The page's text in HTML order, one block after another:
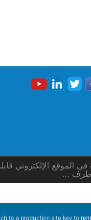
الإلكتروني
طرف ...
to a production site key to